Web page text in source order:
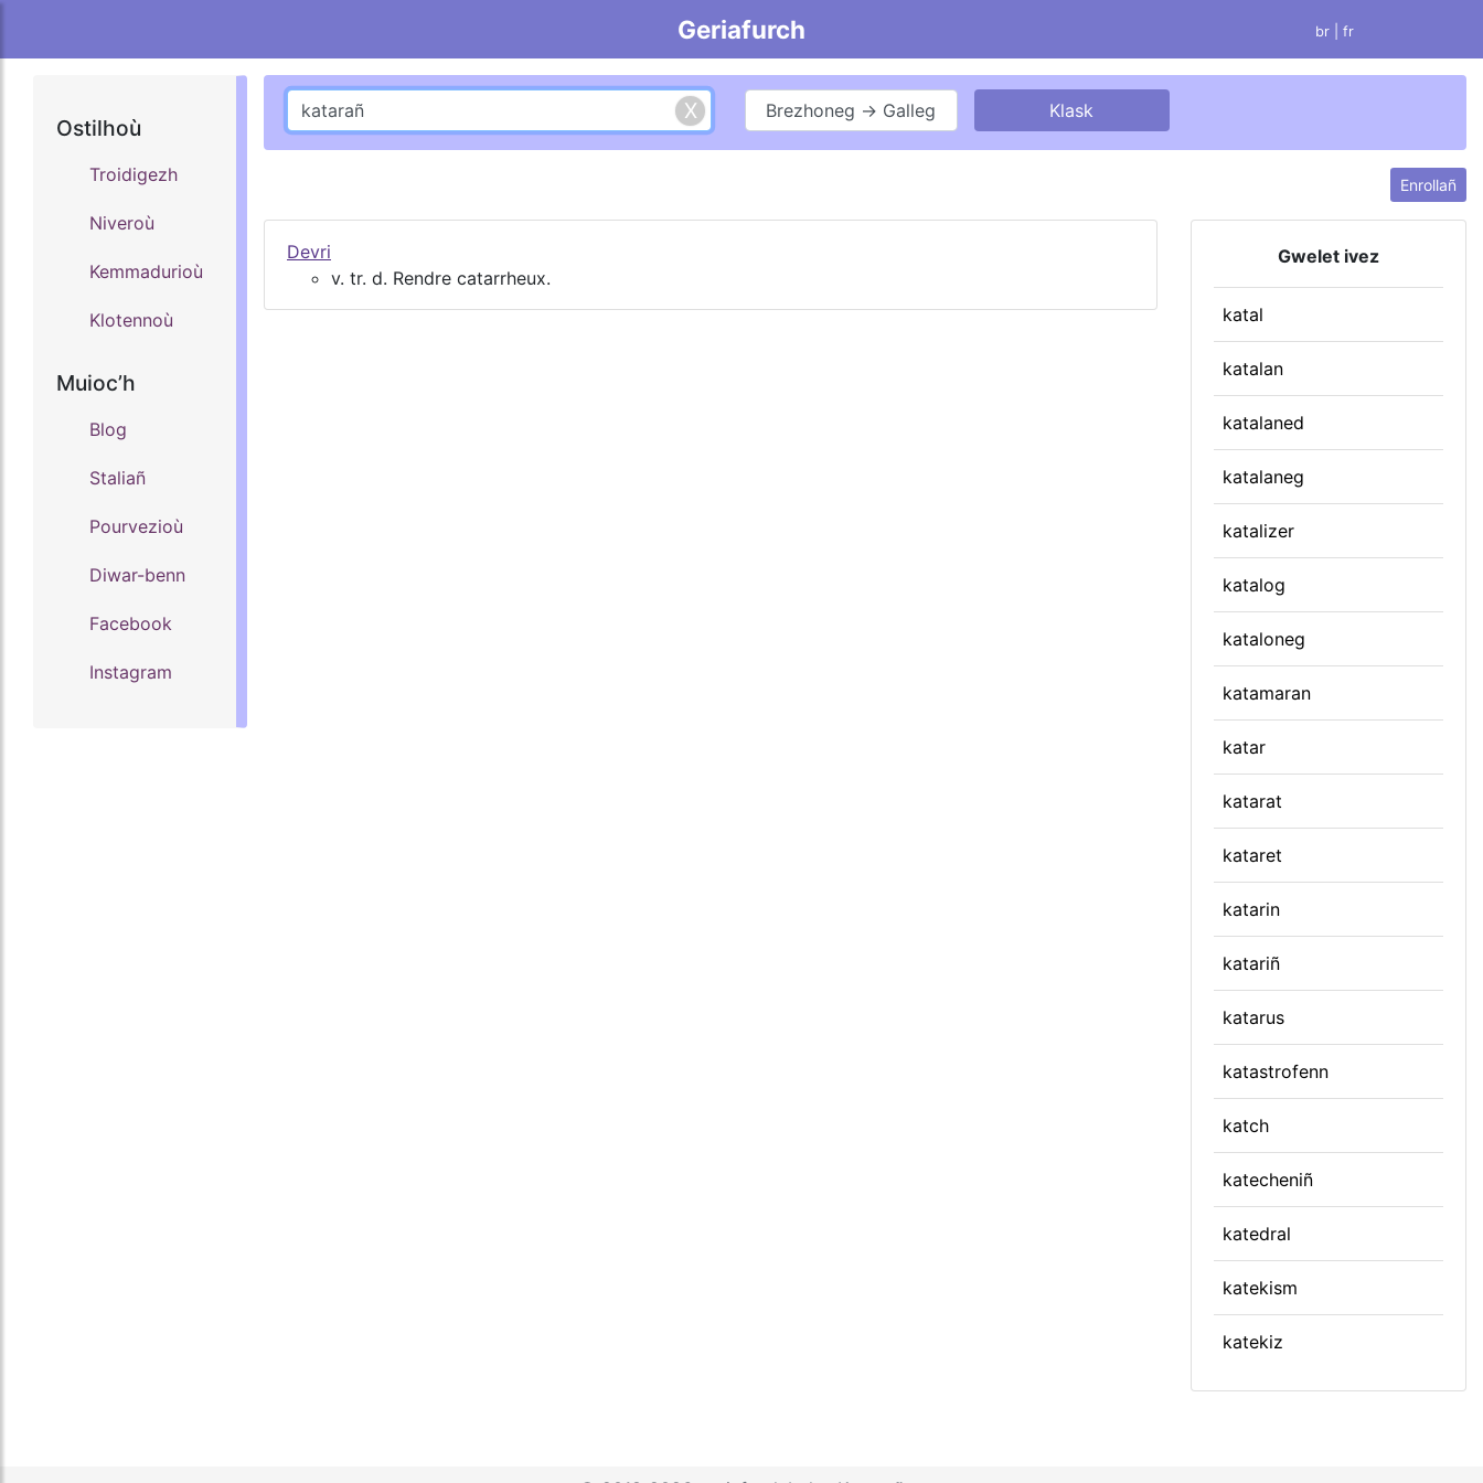
Geriafurch br | fr
Ostilhoù
Troidigezh
Niveroù
Kemmadurioù
Klotennoù
Muiocʼh
Blog
Staliañ
Pourvezioù
Diwar-benn
Facebook
Instagram
Brezhoneg → Galleg
Enrollañ
Devri
v. tr. d. Rendre catarrheux.
Gwelet ivez
katal
katalan
katalaned
katalaneg
katalizer
katalog
kataloneg
katamaran
katar
katarat
kataret
katarin
katariñ
katarus
katastrofenn
katch
katecheniñ
katedral
katekism
katekiz